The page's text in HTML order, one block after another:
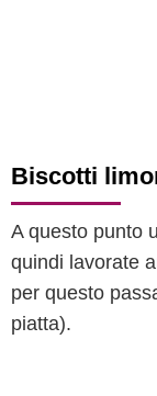
Biscotti
A questo punto
quindi lavorate
per questo
piatta).